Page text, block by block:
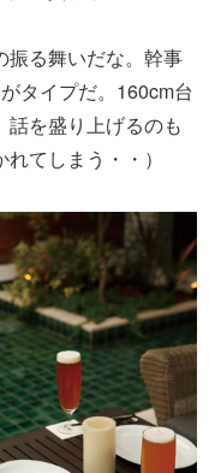
振る舞いだな。幹事
タイプだ。160cm台
を盛り上げるのも
てしまう・・）